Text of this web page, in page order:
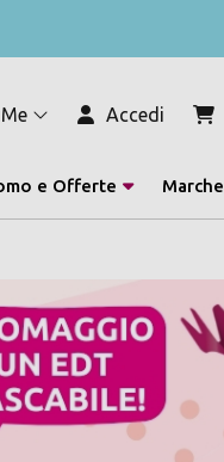
Accedi
e Offerte Marche